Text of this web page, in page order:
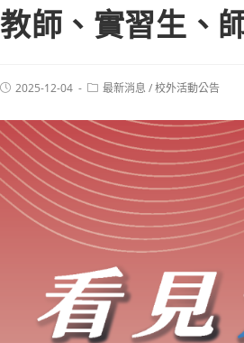
教師、實習生、
2025-12-04 最新消息 /校外活動公告